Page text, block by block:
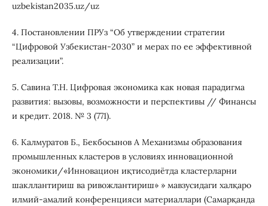
uzbekistan2035.uz/uz
4. Постановлении ПРУз “Об утверждении стратегии
“Цифровой Узбекистан-2030” и мерах по ее эффективной
реализации”.
5. Савина Т.Н. Цифровая экономика как новая парадигма
развития: вызовы, возможности и перспективы // Финансы
и кредит. 2018. № 3 (771).
6. Калмуратов Б., Бекбосынов А Механизмы образования
промышленных кластеров в условиях инновационной
экономики/«Инновацион иқтисодиётда кластерларни
шакллантириш ва ривожлантириш» » мавзусидаги халқаро
илмий-амалий конференцияси материаллари (Самарқанда